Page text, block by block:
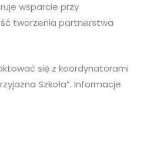
wsparcie przy
tworzenia partnerstwa
się z koordynatorami
Szkoła”. Informacje